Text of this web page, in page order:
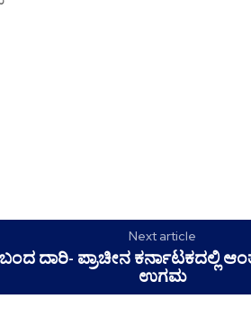
Next article
ದಾರಿ- ಪ್ರಾಚೀನ ಕರ್ನಾಟಕದಲ್ಲಿ
ಉಗಮ